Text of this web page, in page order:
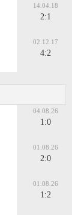
14.04.18
2:1
02.12.17
4:2
04.08.26
1:0
01.08.26
2:0
01.08.26
1:2